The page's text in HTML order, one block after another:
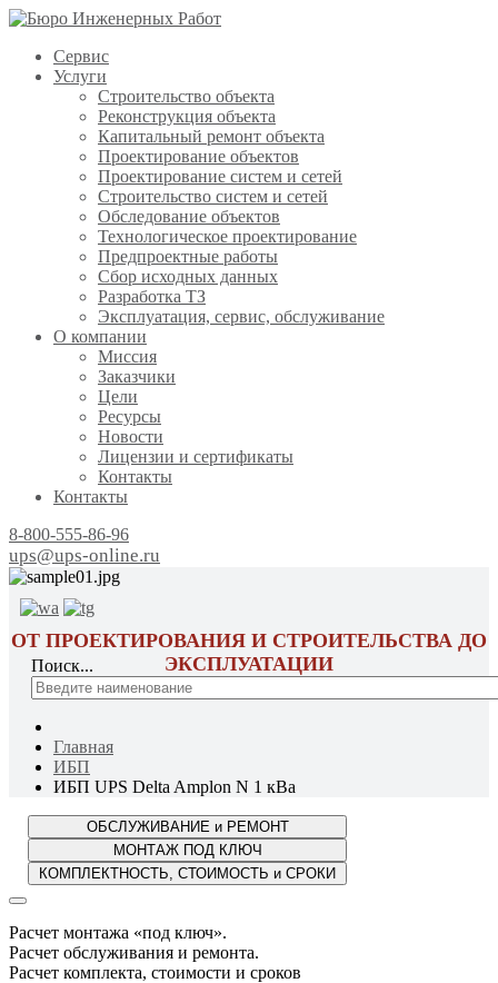
Сервис
Услуги
Строительство объекта
Реконструкция объекта
Капитальный ремонт объекта
Проектирование объектов
Проектирование систем и сетей
Строительство систем и сетей
Обследование объектов
Технологическое проектирование
Предпроектные работы
Сбор исходных данных
Разработка ТЗ
Эксплуатация, сервис, обслуживание
О компании
Миссия
Заказчики
Цели
Ресурсы
Новости
Лицензии и сертификаты
Контакты
Контакты
8-800-555-86-96
ups@ups-online.ru
ОТ ПРОЕКТИРОВАНИЯ И СТРОИТЕЛЬСТВА ДО
ЭКСПЛУАТАЦИИ
Поиск...
Главная
ИБП
ИБП UPS Delta Amplon N 1 кВа
Расчет монтажа «под ключ».
Расчет обслуживания и ремонта.
Расчет комплекта, стоимости и сроков